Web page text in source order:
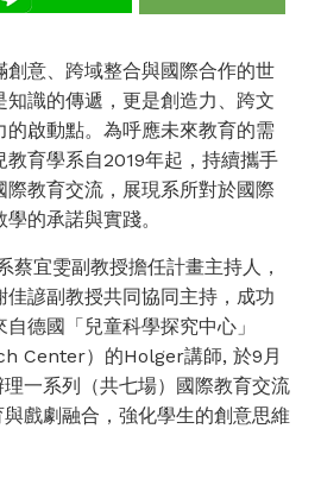
創意、跨域整合與國際合作的世
識的傳遞，更是創造力、跨文
啟動點。為呼應未來教育的需
育學系自2019年起，持續攜手
教育交流，展現系所對於國際
的承諾與實踐。
蔡宜雯副教授擔任計畫主持人，
佳諺副教授共同協同主持，成功
德國「兒童科學探究中心」
Center）的Holger講師, 於9月
一系列（共七場）國際教育交流
戲劇融合，強化學生的創意思維